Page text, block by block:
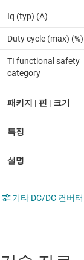
Iq (typ) (A)
Duty cycle (max) (%)
TI functional safety
category
기타 DC/DC 컨버